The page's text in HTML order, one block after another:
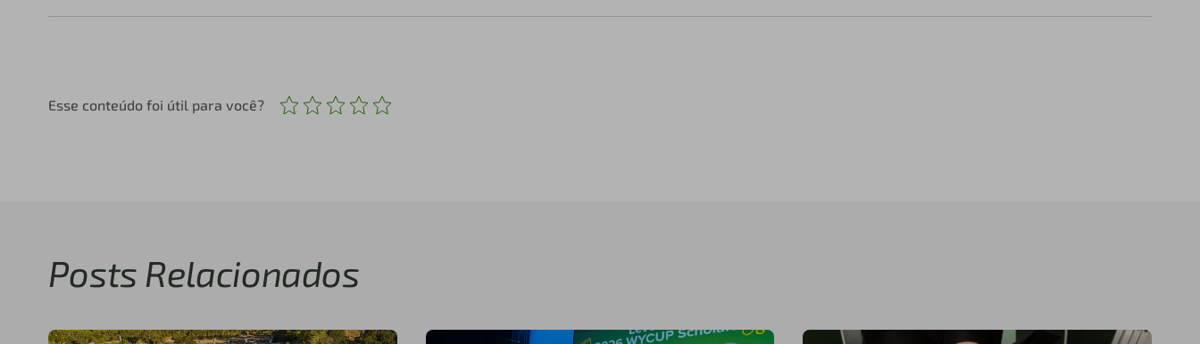
Esse conteúdo foi útil para você?
Posts Relacionados